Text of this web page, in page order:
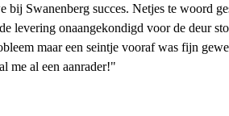
bij Swanenberg succes. Netjes te woord
levering onaangekondigd voor de deur
maar een seintje vooraf was fijn
me al een aanrader!"